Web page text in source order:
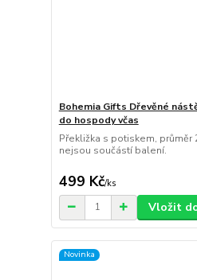
Bohemia Gifts Dřevěné
do hospody včas
Překližka s potiskem, průměr
nejsou součástí balení.
499 Kč/ks
Vložit
Novinka